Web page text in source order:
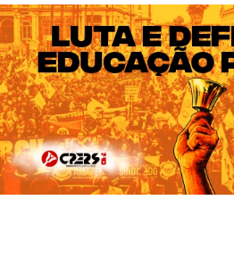
CPERS – Sindicato
CPERS – Sindicato dos
do Estado do Rio Grande do Sul